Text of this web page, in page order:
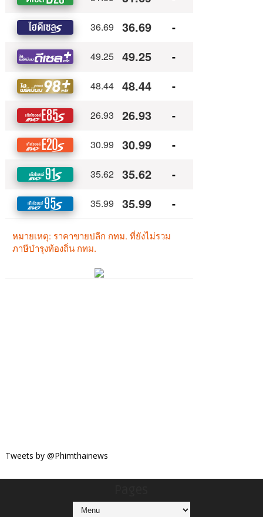
Tweets by @Phimthainews